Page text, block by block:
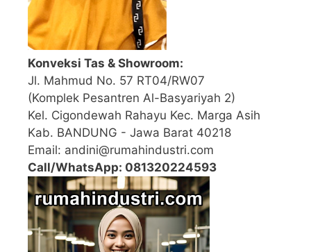
Konveksi Tas & Showroom:
Jl. Mahmud No. 57 RT04/RW07
(Komplek Pesantren Al-Basyariyah 2)
Kel. Cigondewah Rahayu Kec. Marga Asih
Kab. BANDUNG - Jawa Barat 40218
Email: andini@rumahindustri.com
Call/WhatsApp: 081320224593